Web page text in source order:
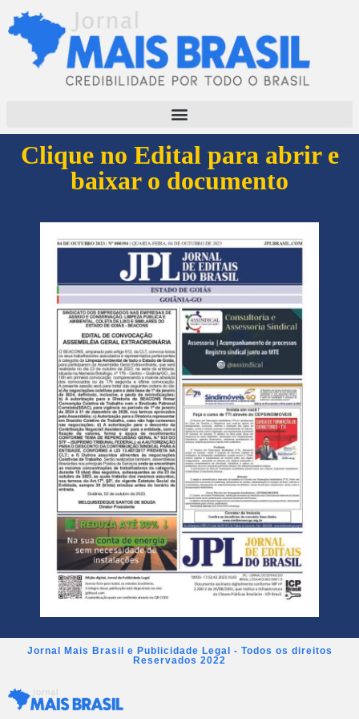
Clique no Edital para abrir e
baixar o documento
Jornal Mais Brasil e Publicidade Legal - Todos os direitos
Reservados 2022